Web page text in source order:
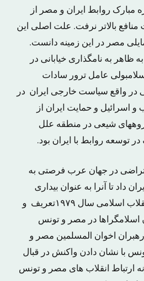
مبارک روابط ایران و مصر از
بالاتر نرفت. علت اصلی این
مصر در این زمینه دانست.
ظاهر به نامگذاری خیابانی در
عامل ترور سادات
در واقع سیاست خارجی ایران در
اسرائیل و حمایت ایران از
شیعی در منطقه علل
در توسعه روابط با ایران بود.
در جهان عرب فرصتی به
داد تا آنرا به عنوان بیداری
اسلامی و امتداد انقلاب اسلامی سال ۱۹۷۹تعریف و
اسلامگراها در مصر و تونس
رهبران اخوان المسلمین مصر و
با نشان دادن واکنش در قبال
ارتباط انقلاب های مصر و تونس